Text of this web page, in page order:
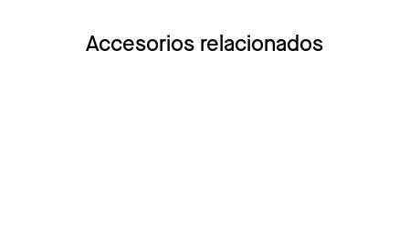
Accesorios relacionados